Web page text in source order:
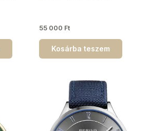
55 000 Ft
Kosárba teszem